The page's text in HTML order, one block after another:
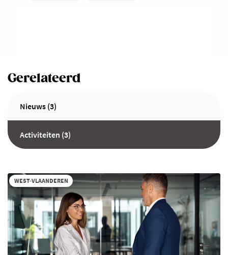
Gerelateerd
Nieuws (3)
Activiteiten (3)
WEST-VLAANDEREN